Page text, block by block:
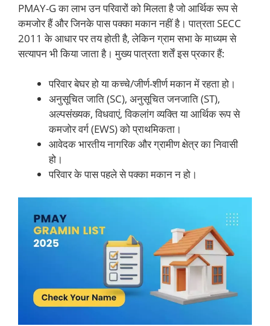
PMAY-G का लाभ उन परिवारों को मिलता है जो आर्थिक रूप से
कमजोर हैं और जिनके पास पक्का मकान नहीं है। पात्रता SECC
2011 के आधार पर तय होती है, लेकिन ग्राम सभा के माध्यम से
सत्यापन भी किया जाता है। मुख्य पात्रता शर्तें इस प्रकार हैं:
परिवार बेघर हो या कच्चे/जीर्ण-शीर्ण मकान में रहता हो।
अनुसूचित जाति (SC), अनुसूचित जनजाति (ST),
अल्पसंख्यक, विधवाएं, विकलांग व्यक्ति या आर्थिक रूप से
कमजोर वर्ग (EWS) को प्राथमिकता।
आवेदक भारतीय नागरिक और ग्रामीण क्षेत्र का निवासी
हो।
परिवार के पास पहले से पक्का मकान न हो।